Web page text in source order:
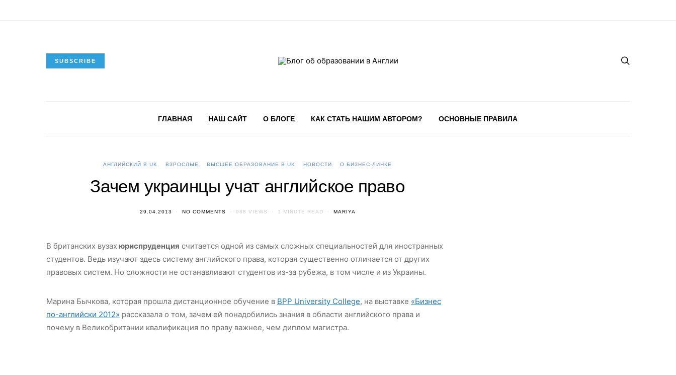
SUBSCRIBE
ГЛАВНАЯ НАШ САЙТ О БЛОГЕ КАК СТАТЬ НАШИМ АВТОРОМ? ОСНОВНЫЕ ПРАВИЛА
АНГЛИЙСКИЙ В UK ВЗРОСЛЫЕ ВЫСШЕЕ ОБРАЗОВАНИЕ В UK НОВОСТИ О БИЗНЕС-ЛИНКЕ
Зачем украинцы учат английское право
29.04.2013 NO COMMENTS 988 VIEWS 1 MINUTE READ MARIYA
В британских вузах юриспруденция считается одной из самых сложных специальностей для иностранных
студентов. Ведь изучают здесь систему английского права, которая существенно отличается от других
правовых систем. Но сложности не останавливают студентов из-за рубежа, в том числе и из Украины.
Марина Бычкова, которая прошла дистанционное обучение в BPP University College, на выставке «Бизнес
по-английски 2012» рассказала о том, зачем ей понадобились знания в области английского права и
почему в Великобритании квалификация по праву важнее, чем диплом магистра.